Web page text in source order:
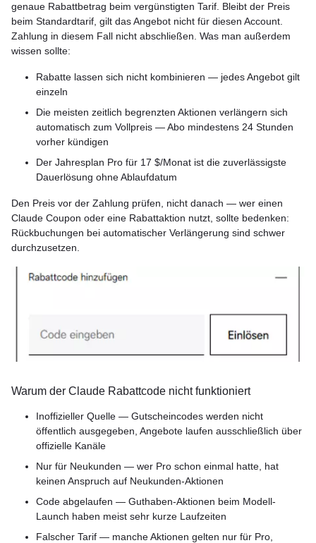
genaue Rabattbetrag beim vergünstigten Tarif. Bleibt der Preis
beim Standardtarif, gilt das Angebot nicht für diesen Account.
Zahlung in diesem Fall nicht abschließen. Was man außerdem
wissen sollte:
Rabatte lassen sich nicht kombinieren — jedes Angebot gilt
einzeln
Die meisten zeitlich begrenzten Aktionen verlängern sich
automatisch zum Vollpreis — Abo mindestens 24 Stunden
vorher kündigen
Der Jahresplan Pro für 17 $/Monat ist die zuverlässigste
Dauerlösung ohne Ablaufdatum
Den Preis vor der Zahlung prüfen, nicht danach — wer einen
Claude Coupon oder eine Rabattaktion nutzt, sollte bedenken:
Rückbuchungen bei automatischer Verlängerung sind schwer
durchzusetzen.
Warum der Claude Rabattcode nicht funktioniert
Inoffizieller Quelle — Gutscheincodes werden nicht
öffentlich ausgegeben, Angebote laufen ausschließlich über
offizielle Kanäle
Nur für Neukunden — wer Pro schon einmal hatte, hat
keinen Anspruch auf Neukunden-Aktionen
Code abgelaufen — Guthaben-Aktionen beim Modell-
Launch haben meist sehr kurze Laufzeiten
Falscher Tarif — manche Aktionen gelten nur für Pro,